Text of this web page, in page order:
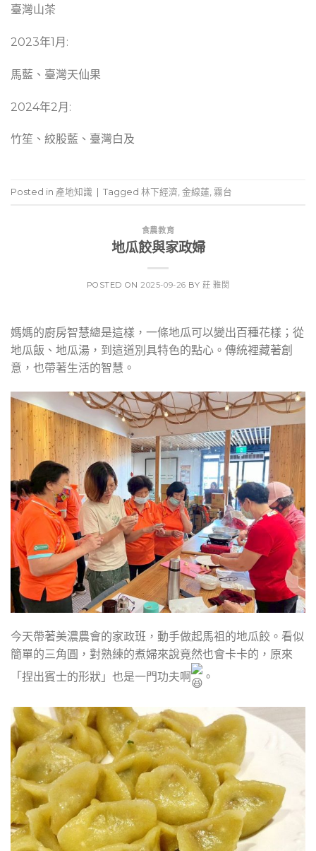
臺灣山茶
2023年1月:
馬藍、臺灣天仙果
2024年2月:
竹笙、絞股藍、臺灣白及
Posted in 產地知識 | Tagged 林下經濟 金線蓮 霧台
食農教育
地瓜餃與家政婦
POSTED ON2025-09-26 BY莊 雅閔
媽媽的廚房智慧總是這樣，一條地瓜可以變出百種花樣；從
地瓜飯、地瓜湯，到這道別具特色的點心。傳統裡藏著創
意，也帶著生活的智慧。
今天帶著美濃農會的家政班，動手做起馬祖的地瓜餃。看似
簡單的三角圓，對熟練的煮婦來說竟然也會卡卡的，原來
「捏出賓士的形狀」也是一門功夫啊
。